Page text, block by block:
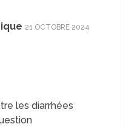
21 OCTOBRE 2024
les diarrhées